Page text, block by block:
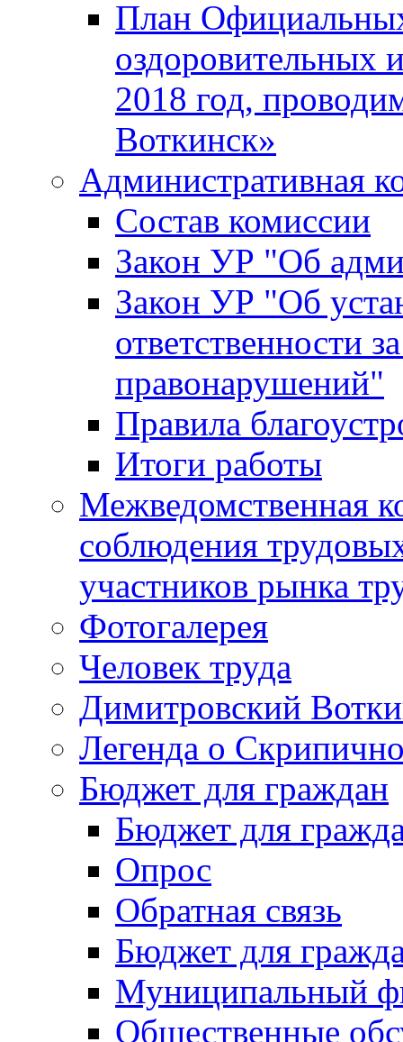
План
оздоровительных
2018 год,
Воткинск»
Административная
Состав комиссии
Закон УР "Об
Закон УР "Об
ответственности
правонарушений"
Правила
Итоги работы
Межведомственная
соблюдения
участников рынка
Фотогалерея
Человек труда
Димитровский
Легенда о
Бюджет для граждан
Бюджет для
Опрос
Обратная связь
Бюджет для
Муниципальный
Общественные